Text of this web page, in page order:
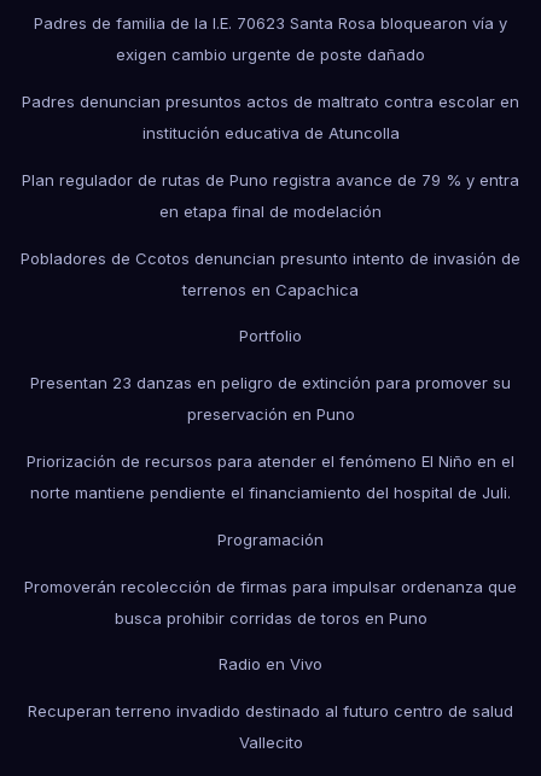
Padres de familia de la I.E. 70623 Santa Rosa bloquearon vía y
exigen cambio urgente de poste dañado
Padres denuncian presuntos actos de maltrato contra escolar en
institución educativa de Atuncolla
Plan regulador de rutas de Puno registra avance de 79 % y entra
en etapa final de modelación
Pobladores de Ccotos denuncian presunto intento de invasión de
terrenos en Capachica
Portfolio
Presentan 23 danzas en peligro de extinción para promover su
preservación en Puno
Priorización de recursos para atender el fenómeno El Niño en el
norte mantiene pendiente el financiamiento del hospital de Juli.
Programación
Promoverán recolección de firmas para impulsar ordenanza que
busca prohibir corridas de toros en Puno
Radio en Vivo
Recuperan terreno invadido destinado al futuro centro de salud
Vallecito